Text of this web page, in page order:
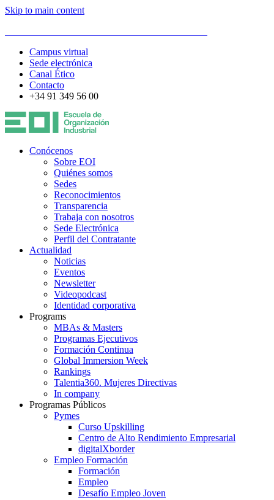
Skip to main content
Campus virtual
Sede electrónica
Canal Ético
Contacto
+34 91 349 56 00
Conócenos
Sobre EOI
Quiénes somos
Sedes
Reconocimientos
Transparencia
Trabaja con nosotros
Sede Electrónica
Perfil del Contratante
Actualidad
Noticias
Eventos
Newsletter
Videopodcast
Identidad corporativa
Programs
MBAs & Masters
Programas Ejecutivos
Formación Continua
Global Immersion Week
Rankings
Talentia360. Mujeres Directivas
In company
Programas Públicos
Pymes
Curso Upskilling
Centro de Alto Rendimiento Empresarial
digitalXborder
Empleo Formación
Formación
Empleo
Desafío Empleo Joven